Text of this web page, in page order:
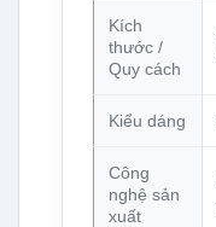
Kích
thước /
Quy cách
Kiểu dáng
Công
nghệ sản
xuất